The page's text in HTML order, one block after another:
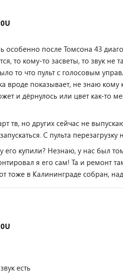
особенно после Томсона 43
то кому-то засветы, то звук не
то что пульт с голосовым
вроде показывает, не знаю кому
и дёрнулось или цвет как-то
тв, но других сейчас не
С пульта перезагрузку
его купили? Незнаю, у нас был
я его сам! Та и ремонт
тоже в Калининграде собран,
есть